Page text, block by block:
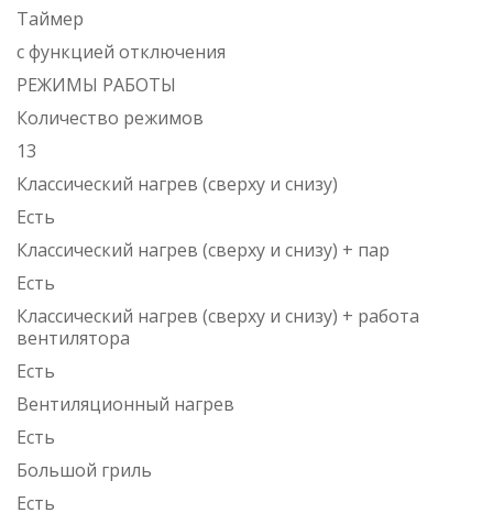
Таймер
с функцией отключения
РЕЖИМЫ РАБОТЫ
Количество режимов
13
Классический нагрев (сверху и снизу)
Есть
Классический нагрев (сверху и снизу) + пар
Есть
Классический нагрев (сверху и снизу) + работа
вентилятора
Есть
Вентиляционный нагрев
Есть
Большой гриль
Есть